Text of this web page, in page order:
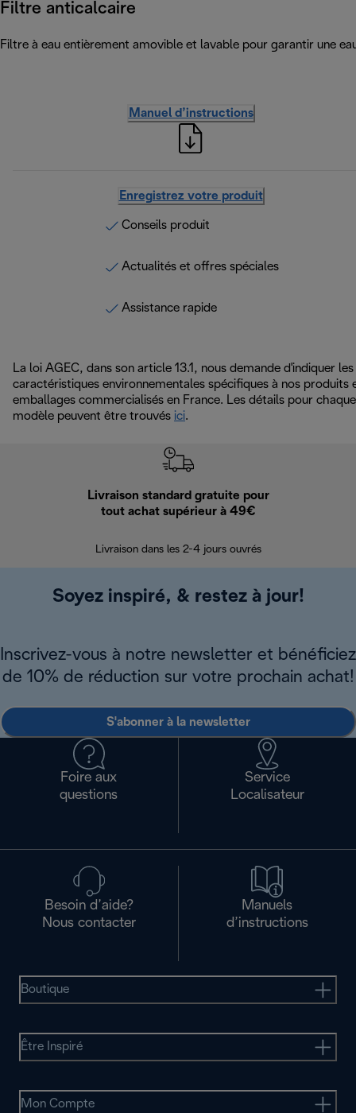
Filtre anticalcaire
Filtre à eau entièrement amovible et lavable pour garantir une
Manuel d’instructions
Enregistrez votre produit
Conseils produit
Actualités et offres spéciales
Assistance rapide
La loi AGEC, dans son article 13.1, nous demande d'indiquer les
caractéristiques environnementales spécifiques à nos produits
emballages commercialisés en France. Les détails pour chaque
modèle peuvent être trouvés ici.
Livraison standard gratuite pour
tout achat supérieur à 49€
Livraison dans les 2-4 jours ouvrés
Soyez inspiré, & restez à jour!
Inscrivez-vous à notre newsletter et bénéficiez
de 10% de réduction sur votre prochain achat!
S'abonner à la newsletter
Foire aux
questions
Service
Localisateur
Besoin d’aide?
Nous contacter
Manuels
d’instructions
Boutique
Être Inspiré
Mon Compte